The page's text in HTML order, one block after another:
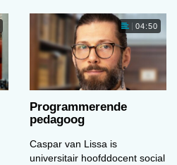
04:50
Programmerende
pedagoog
Caspar van Lissa is
universitair hoofddocent social